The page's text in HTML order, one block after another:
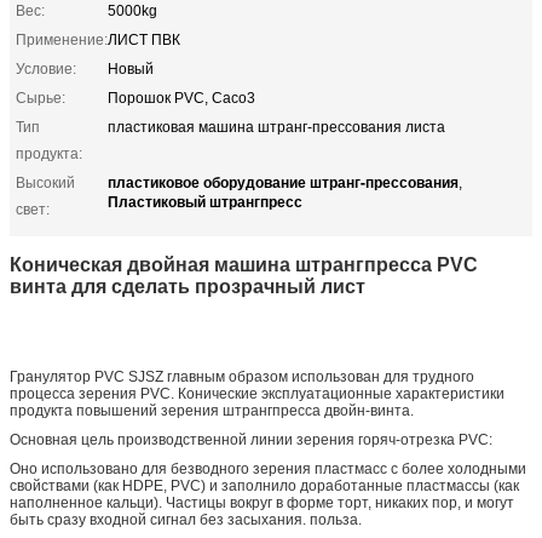
Вес:
5000kg
Применение:ЛИСТ ПВК
Условие:
Новый
Сырье:
Порошок PVC, Caco3
Тип
продукта:
пластиковая машина штранг-прессования листа
Высокий
свет:
пластиковое оборудование штранг-прессования,
Пластиковый штрангпресс
Коническая двойная машина штрангпресса PVC
винта для сделать прозрачный лист
Гранулятор PVC SJSZ главным образом использован для трудного
процесса зерения PVC. Конические эксплуатационные характеристики
продукта повышений зерения штрангпресса двойн-винта.
Основная цель производственной линии зерения горяч-отрезка PVC:
Оно использовано для безводного зерения пластмасс с более холодными
свойствами (как HDPE, PVC) и заполнило доработанные пластмассы (как
наполненное кальци). Частицы вокруг в форме торт, никаких пор, и могут
быть сразу входной сигнал без засыхания. польза.